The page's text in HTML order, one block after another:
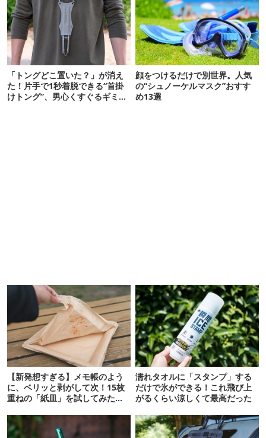
「トングどこ置いた？」が消え
た！片手で1秒着脱できる“首掛
けトング”、男心くすぐるギミッ
顔をつけるだけで別世界。人気
の“シュノーケルマスク”おすす
め13選
【新発想すぎる】メモ帳のよう
に、ベリッと剥がして次！15枚
重ねの「紙皿」を試してみた
濡れタオルに「スタンプ」する
だけで氷ができる！これ飛び上
がるくらい涼しくて最高だった